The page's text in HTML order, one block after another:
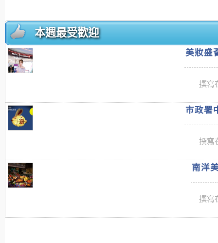
本週最受歡迎
美妝盛
撰寫
市政署
撰寫
南洋
撰寫